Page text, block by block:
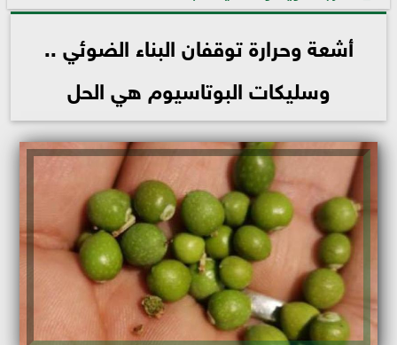
أشعة وحرارة توقفان البناء الضوئي ..
وسليكات البوتاسيوم هي الحل